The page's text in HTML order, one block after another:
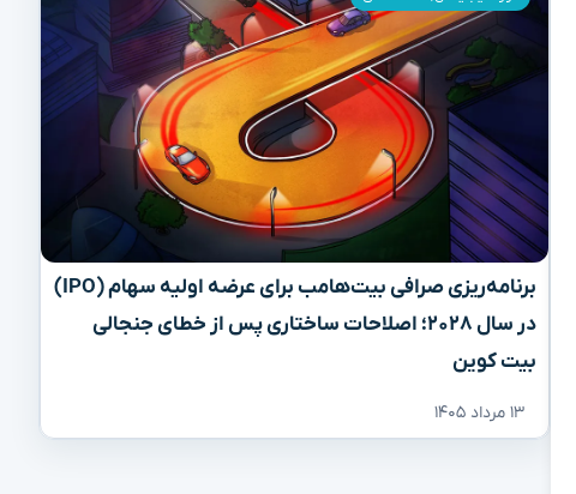
برنامه‌ریزی صرافی بیت‌هامب برای عرضه اولیه سهام (IPO)
در سال ۲۰۲۸؛ اصلاحات ساختاری پس از خطای جنجالی
بیت کوین
۱۳ مرداد ۱۴۰۵